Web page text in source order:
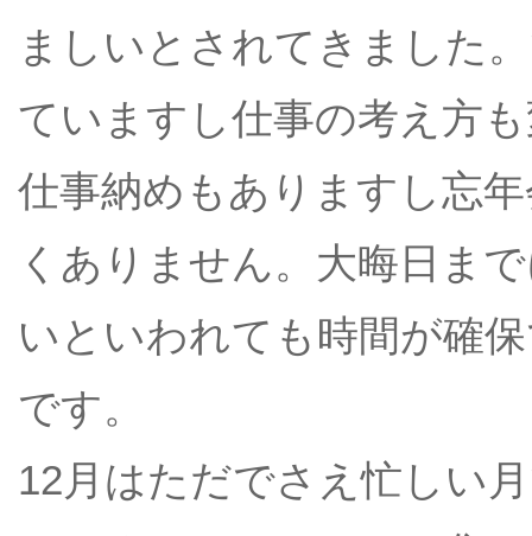
ましいとされてきました
ていますし仕事の考え方
仕事納めもありますし忘
くありません。大晦日ま
いといわれても時間が確
です。
12月はただでさえ忙しい